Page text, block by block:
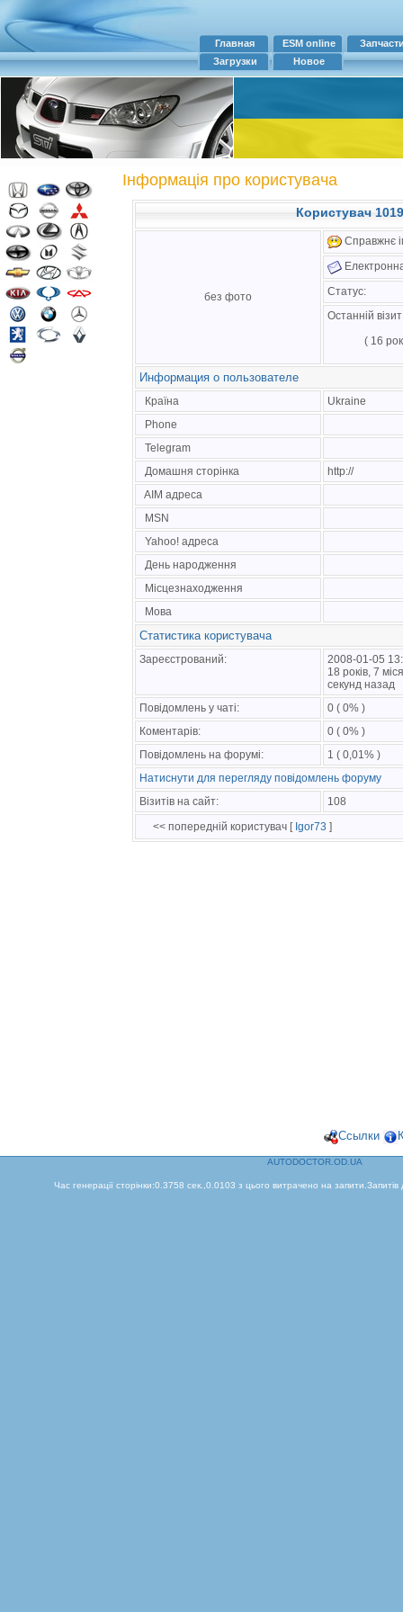
Главная ESM online
Загрузки
Новое
Інформація про користувача
Користувач
без фото
Справжнє
Статус:
Останній
( 16
Информация о пользователе
Країна
Ukraine
Phone
Telegram
Домашня сторінка
http://
AIM адреса
MSN
Yahoo! адреса
День народження
Місцезнаходження
Мова
Статистика користувача
Зареєстрований:
2008-01-05
18 років, 7
секунд назад
Повідомлень у чаті:
0 ( 0% )
Коментарів:
0 ( 0% )
Повідомлень на форумі:
1 ( 0,01% )
Натиснути для перегляду повідомлень форуму
Візитів на сайт:
108
<< попередній користувач [ Igor73 ]
Ссылки
AUTODOCTOR.OD.UA
Час генерації сторінки:0.3758 сек.,0.0103 з цього витрачено на